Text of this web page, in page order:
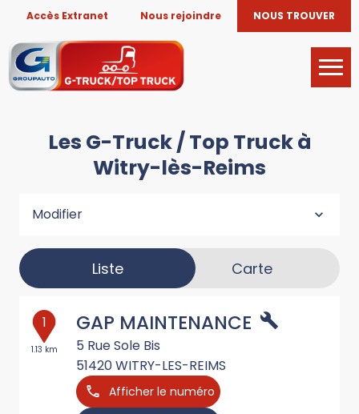
Accès Extranet Nous rejoindre NOUS TROUVER
Les G-Truck / Top Truck à
Witry-lès-Reims
Modifier
Liste Carte
1
1.13 km
GAP MAINTENANCE
5 Rue Sole Bis
51420WITRY-LES-REIMS
Afficher le numéro